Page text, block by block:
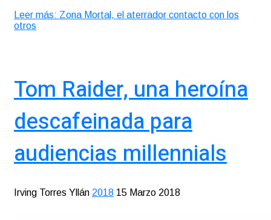
Leer más: Zona Mortal, el aterrador contacto con los
otros
Tom Raider, una heroína
descafeinada para
audiencias millennials
Irving Torres Yllán 2018 15 Marzo 2018